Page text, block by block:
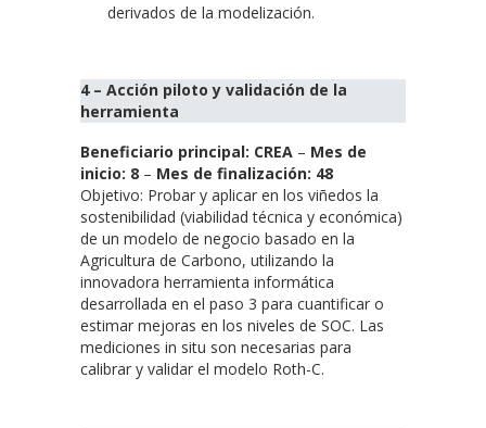
derivados de la modelización.
4 – Acción piloto y validación de la
herramienta
Beneficiario principal: CREA – Mes de
inicio: 8 – Mes de finalización: 48
Objetivo: Probar y aplicar en los viñedos la
sostenibilidad (viabilidad técnica y económica)
de un modelo de negocio basado en la
Agricultura de Carbono, utilizando la
innovadora herramienta informática
desarrollada en el paso 3 para cuantificar o
estimar mejoras en los niveles de SOC. Las
mediciones in situ son necesarias para
calibrar y validar el modelo Roth-C.